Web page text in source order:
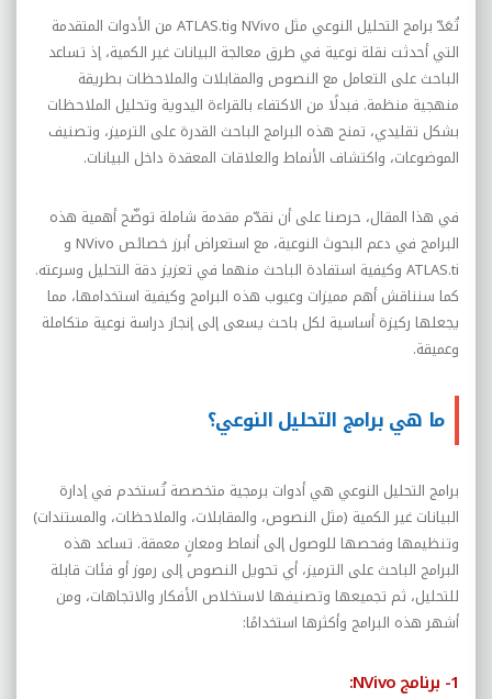
تُعَدّ برامج التحليل النوعي مثل NVivo وATLAS.ti من الأدوات المتقدمة
التي أحدثت نقلة نوعية في طرق معالجة البيانات غير الكمية، إذ تساعد
الباحث على التعامل مع النصوص والمقابلات والملاحظات بطريقة
منهجية منظمة. فبدلًا من الاكتفاء بالقراءة اليدوية وتحليل الملاحظات
بشكل تقليدي، تمنح هذه البرامج الباحث القدرة على الترميز، وتصنيف
الموضوعات، واكتشاف الأنماط والعلاقات المعقدة داخل البيانات.
في هذا المقال، حرصنا على أن نقدّم مقدمة شاملة توضّح أهمية هذه
البرامج في دعم البحوث النوعية، مع استعراض أبرز خصائص NVivo و
ATLAS.ti وكيفية استفادة الباحث منهما في تعزيز دقة التحليل وسرعته.
كما سنناقش أهم مميزات وعيوب هذه البرامج وكيفية استخدامها، مما
يجعلها ركيزة أساسية لكل باحث يسعى إلى إنجاز دراسة نوعية متكاملة
وعميقة.
ما هي برامج التحليل النوعي؟
برامج التحليل النوعي هي أدوات برمجية متخصصة تُستخدم في إدارة
البيانات غير الكمية (مثل النصوص، والمقابلات، والملاحظات، والمستندات)
وتنظيمها وفحصها للوصول إلى أنماط ومعانٍ معمقة. تساعد هذه
البرامج الباحث على الترميز، أي تحويل النصوص إلى رموز أو فئات قابلة
للتحليل، ثم تجميعها وتصنيفها لاستخلاص الأفكار والاتجاهات، ومن
أشهر هذه البرامج وأكثرها استخدامًا:
1- برنامج NVivo
: